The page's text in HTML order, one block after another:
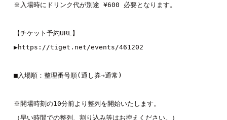
※入場時にドリンク代が別途 ¥600 必要となります。
【チケット予約URL】
▶https://tiget.net/events/461202
■入場順：整理番号順(通し券→通常)
※開場時刻の10分前より整列を開始いたします。
（早い時間での整列、割り込み等はお控えください。）